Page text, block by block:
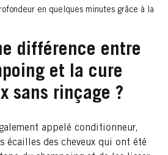
en quelques minutes grâce à la
différence entre
et la cure
sans rinçage ?
appelé conditionneur,
écailles des cheveux qui ont été